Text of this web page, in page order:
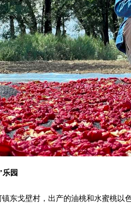
乐园
东戈壁村，出产的油桃和水蜜桃以